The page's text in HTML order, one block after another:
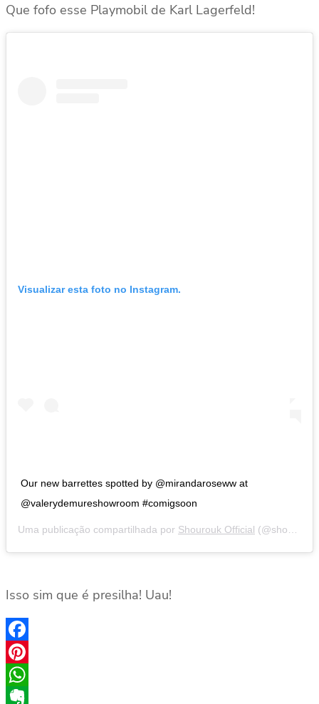
Que fofo esse Playmobil de Karl Lagerfeld!
Visualizar esta foto no Instagram.
Our new barrettes spotted by @mirandaroseww at
@valerydemureshowroom #comigsoon
Uma publicação compartilhada por Shourouk Official (@shourouk) em
Isso sim que é presilha! Uau!
Facebook
Pinterest
WhatsApp